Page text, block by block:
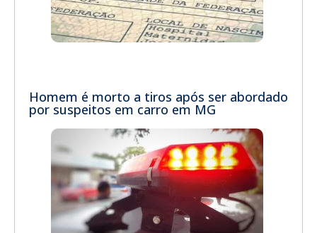
Homem é morto a tiros após ser abordado
por suspeitos em carro em MG